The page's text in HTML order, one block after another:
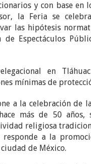
y con base
la Feria se
las hipótesis
de Espectáculos
en
mínimas de
a la celebración de
más de 50
religiosa
responde a la
de México.